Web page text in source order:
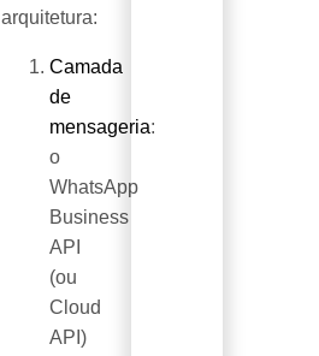
arquitetura:
Camada
de
mensageria:
o
WhatsApp
Business
API
(ou
Cloud
API)